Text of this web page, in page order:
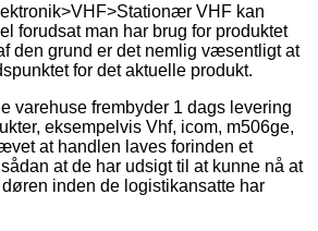
VHF kan
forudsat man har brug for produktet
den grund er det nemlig væsentligt at
for det aktuelle produkt.
varehuse frembyder 1 dags levering
eksempelvis Vhf, icom, m506ge,
at handlen laves forinden et
at de har udsigt til at kunne nå at
inden de logistikansatte har